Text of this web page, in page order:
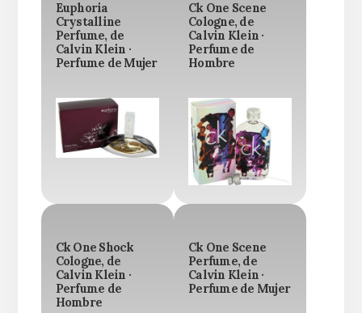
Euphoria
Crystalline
Perfume, de
Calvin Klein ·
Perfume de Mujer
Ck One Scene
Cologne, de
Calvin Klein ·
Perfume de
Hombre
Ck One Shock
Cologne, de
Calvin Klein ·
Perfume de
Hombre
Ck One Scene
Perfume, de
Calvin Klein ·
Perfume de Mujer